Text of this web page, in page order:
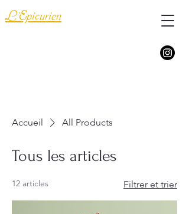
L'Epicurien
Accueil All Products
Tous les articles
12 articles Filtrer et trier